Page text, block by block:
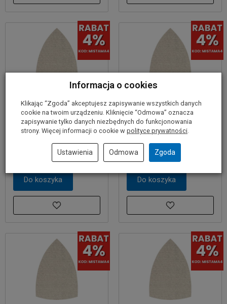
Siatka ścierna na rzep
DELTA 100x150mm
GR.220 BOSCH EXPERT
Do koszyka
Siatka ścierna na rzep
DELTA 100x150mm
GR.240 BOSCH EXPERT
4,70 zł
Do koszyka
Informacja o cookies
Klikając “Zgoda” akceptujesz zapisywanie wszystkich danych
cookie na twoim urządzeniu. Kliknięcie “Odmowa” oznacza
zapisywanie tylko danych niezbędnych do funkcjonowania
strony. Więcej informacji o cookie w polityce prywatności
Ustawienia Odmowa Zgoda